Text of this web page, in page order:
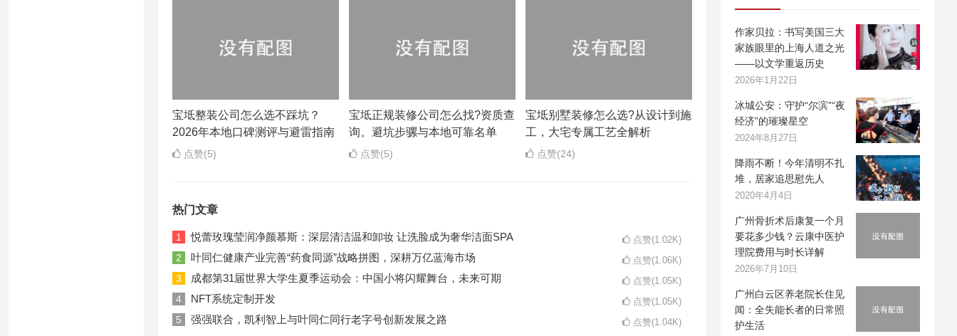
宝坻整装公司怎么选不踩坑？
2026年本地口碑测评与避雷指南
点赞(5)
宝坻正规装修公司怎么找?资质查
询。避坑步骡与本地可靠名单
点赞(5)
宝坻别墅装修怎么选?从设计到施
工，大宅专属工艺全解析
点赞(24)
热门文章
1 悦蕾玫瑰莹润净颜慕斯：深层清洁温和卸妆 让洗脸成为奢华洁面SPA 点赞(1.02K)
2 叶同仁健康产业完善“药食同源”战略拼图，深耕万亿蓝海市场 点赞(1.06K)
3 成都第31届世界大学生夏季运动会：中国小将闪耀舞台，未来可期 点赞(1.05K)
4 NFT系统定制开发 点赞(1.05K)
5 强强联合，凯利智上与叶同仁同行老字号创新发展之路 点赞(1.04K)
作家贝拉：书写美国三大
家族眼里的上海人道之光
——以文学重返历史
2026年1月22日
冰城公安：守护“尔滨”“夜
经济”的璀璨星空
2024年8月27日
降雨不断！今年清明不扎
堆，居家追思慰先人
2020年4月4日
广州骨折术后康复一个月
要花多少钱？云康中医护
理院费用与时长详解
2026年7月10日
广州白云区养老院长住见
闻：全失能长者的日常照
护生活